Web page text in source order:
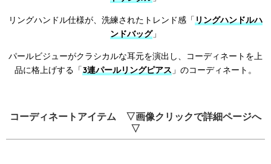
リングハンドル仕様が、洗練されたトレンド感「 リングハンドルハ
ンドバッグ」
パールビジューがクラシカルな耳元を演出し、コーディネートを上
品に格上げする「 3連パールリングピアス」のコーディネート。
コーディネートアイテム ▽画像クリックで詳細ページへ
▽